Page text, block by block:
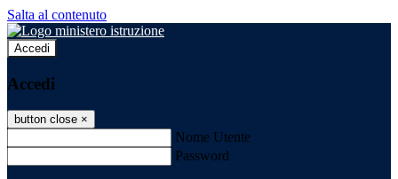
Salta al contenuto
Accedi
Accedi
button close ×
Nome Utente
Password